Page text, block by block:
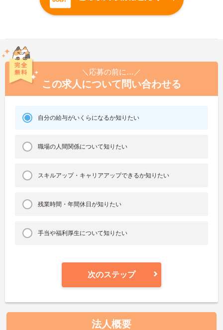
＼応募の前に…／
この求人について問い合わせる
自分の給与がいくらになるか知りたい
職場の人間関係について知りたい
スキルアップ・キャリアアップできるか知りたい
残業時間・年間休日が知りたい
手当や福利厚生について知りたい
次のステップ
法人概要